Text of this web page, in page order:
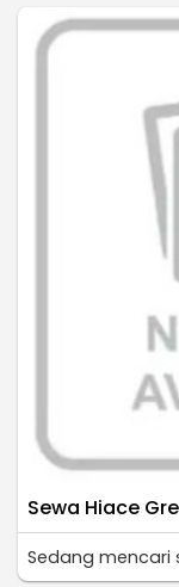
Sewa Hiace
Sedang mencari